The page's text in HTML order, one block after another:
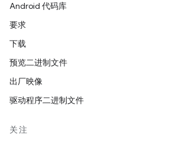
Android 代码库
要求
下载
预览二进制文件
出厂映像
驱动程序二进制文件
关注